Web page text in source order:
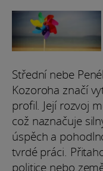
Střední nebe
Kozoroha značí
profil. Její rozvoj
což naznačuje
úspěch a
tvrdé práci.
politice nebo